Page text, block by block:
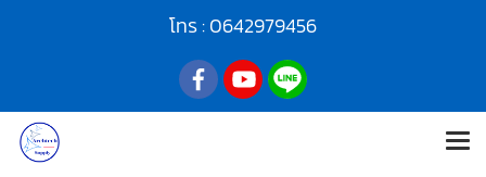
โทร :0642979456